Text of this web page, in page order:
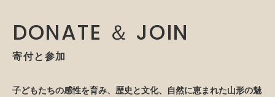
DONATE ＆ JOIN
寄付と参加
子どもたちの感性を育み、歴史と文化、自然に恵まれた山形の魅